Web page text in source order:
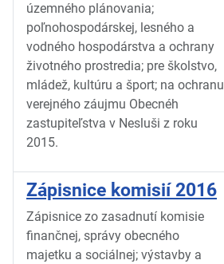
územného plánovania;
poľnohospodárskej, lesného a
vodného hospodárstva a ochrany
životného prostredia; pre školstvo,
mládež, kultúru a šport; na ochranu
verejného záujmu Obecnéh
zastupiteľstva v Nesluši z roku
2015.
Zápisnice komisií 2016
Zápisnice zo zasadnutí komisie
finančnej, správy obecného
majetku a sociálnej; výstavby a